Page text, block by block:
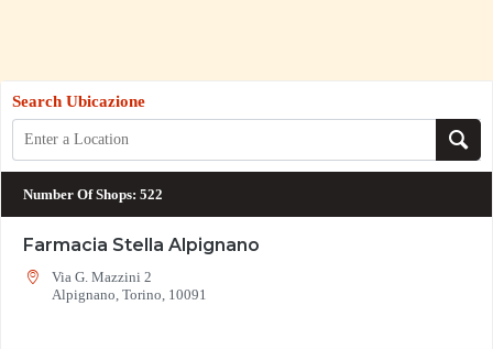
Search Ubicazione
Number Of Shops: 522
Farmacia Stella Alpignano
Via G. Mazzini 2
Alpignano, Torino, 10091